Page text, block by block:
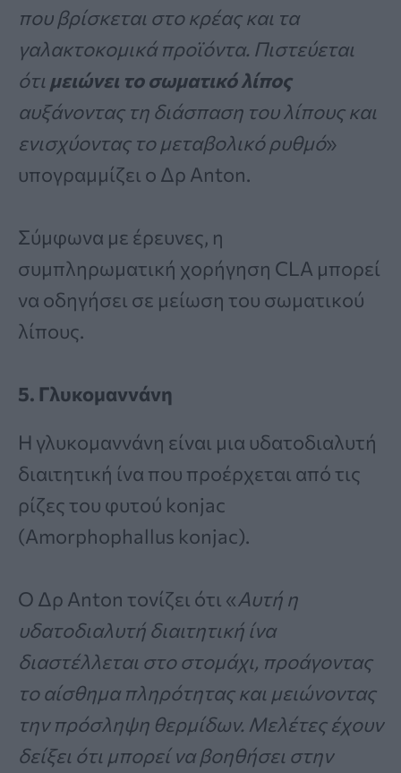
που βρίσκεται στο κρέας και τα
γαλακτοκομικά προϊόντα. Πιστεύεται
ότι μειώνει το σωματικό λίπος
αυξάνοντας τη διάσπαση του λίπους και
ενισχύοντας το μεταβολικό ρυθμό»
υπογραμμίζει ο Δρ Anton.
Σύμφωνα με έρευνες, η
συμπληρωματική χορήγηση CLA μπορεί
να οδηγήσει σε μείωση του σωματικού
λίπους.
5. Γλυκομαννάνη
Η γλυκομαννάνη είναι μια υδατοδιαλυτή
διαιτητική ίνα που προέρχεται από τις
ρίζες του φυτού konjac
(Amorphophallus konjac).
Ο Δρ Anton τονίζει ότι «Αυτή η
υδατοδιαλυτή διαιτητική ίνα
διαστέλλεται στο στομάχι, προάγοντας
το αίσθημα πληρότητας και μειώνοντας
την πρόσληψη θερμίδων. Μελέτες έχουν
δείξει ότι μπορεί να βοηθήσει στην